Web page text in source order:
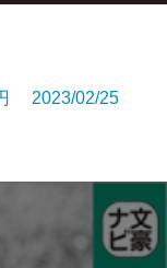
2023/02/25